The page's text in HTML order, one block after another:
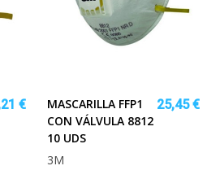
€
MASCARILLA FFP1
CON VÁLVULA 8812
10 UDS
25,45 €
3M